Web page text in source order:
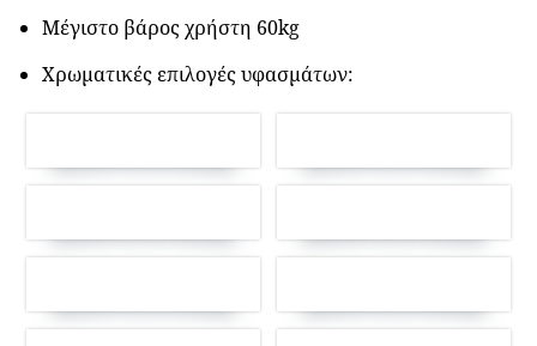
Μέγιστο βάρος χρήστη 60kg
Χρωματικές επιλογές υφασμάτων: